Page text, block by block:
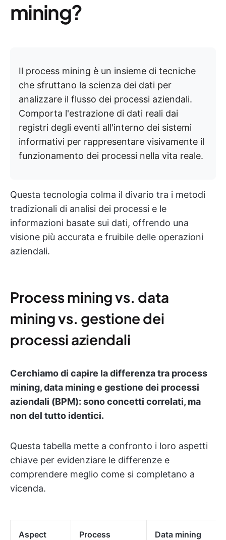
mining?
Il process mining è un insieme di tecniche
che sfruttano la scienza dei dati per
analizzare il flusso dei processi aziendali.
Comporta l'estrazione di dati reali dai
registri degli eventi all'interno dei sistemi
informativi per rappresentare visivamente il
funzionamento dei processi nella vita reale.
Questa tecnologia colma il divario tra i metodi
tradizionali di analisi dei processi e le
informazioni basate sui dati, offrendo una
visione più accurata e fruibile delle operazioni
aziendali.
Process mining vs. data
mining vs. gestione dei
processi aziendali
Cerchiamo di capire la differenza tra process
mining, data mining e gestione dei processi
aziendali (BPM): sono concetti correlati, ma
non del tutto identici.
Questa tabella mette a confronto i loro aspetti
chiave per evidenziare le differenze e
comprendere meglio come si completano a
vicenda.
Aspect
Process
Data mining